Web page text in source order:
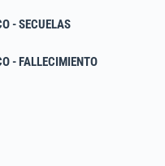
- SECUELAS
- FALLECIMIENTO